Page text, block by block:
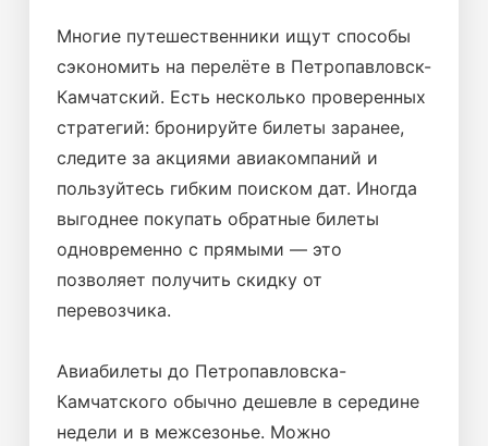
Многие путешественники ищут способы
сэкономить на перелёте в Петропавловск-
Камчатский. Есть несколько проверенных
стратегий: бронируйте билеты заранее,
следите за акциями авиакомпаний и
пользуйтесь гибким поиском дат. Иногда
выгоднее покупать обратные билеты
одновременно с прямыми — это
позволяет получить скидку от
перевозчика.
Авиабилеты до Петропавловска-
Камчатского обычно дешевле в середине
недели и в межсезонье. Можно